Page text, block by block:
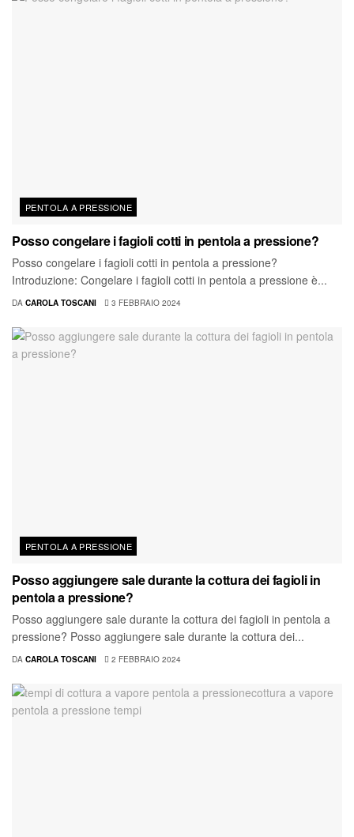
PENTOLA A PRESSIONE
Posso congelare i fagioli cotti in pentola a pressione?
Posso congelare i fagioli cotti in pentola a pressione?
Introduzione: Congelare i fagioli cotti in pentola a pressione è...
DA CAROLA TOSCANI 3 FEBBRAIO 2024
PENTOLA A PRESSIONE
Posso aggiungere sale durante la cottura dei fagioli in
pentola a pressione?
Posso aggiungere sale durante la cottura dei fagioli in pentola a
pressione? Posso aggiungere sale durante la cottura dei...
DA CAROLA TOSCANI 2 FEBBRAIO 2024